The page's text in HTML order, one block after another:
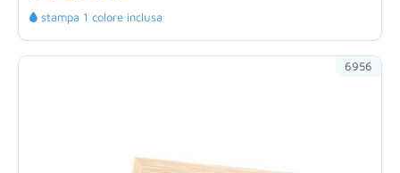
stampa 1 colore inclusa
6956